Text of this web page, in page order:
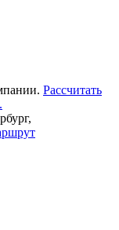
Рассчитать